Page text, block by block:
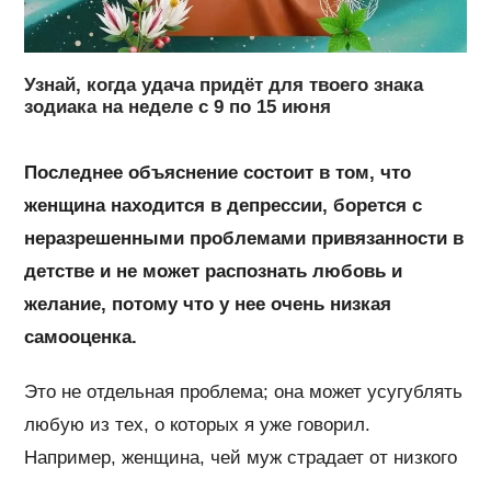
Узнай, когда удача придёт для твоего знака
зодиака на неделе с 9 по 15 июня
Последнее объяснение состоит в том, что
женщина находится в депрессии, борется с
неразрешенными проблемами привязанности в
детстве и не может распознать любовь и
желание, потому что у нее очень низкая
самооценка.
Это не отдельная проблема; она может усугублять
любую из тех, о которых я уже говорил.
Например, женщина, чей муж страдает от низкого